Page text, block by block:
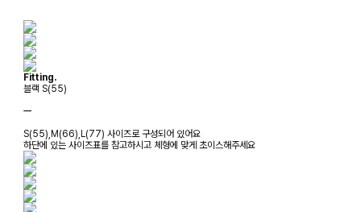
Fitting.
블랙 S(55)
ㅡ
S(55),M(66),L(77) 사이즈로 구성되어 있어요
하단에 있는 사이즈표를 참고하시고 체형에 맞게 초이스해주세요